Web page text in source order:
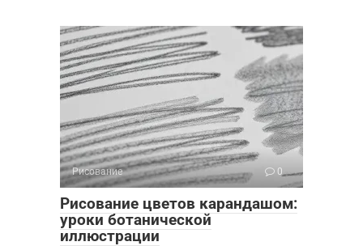
Рисование 0
Рисование цветов карандашом:
уроки ботанической
иллюстрации